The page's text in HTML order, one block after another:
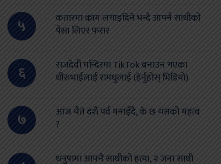
५
कतारमा काम लगाइदिने भन्दै आफ्नै साथीको
पैसा लिएर फरार
६
राजदेवी मन्दिरमा TikTok बनाउन गएका
धीरुभाईलाई रामधुलाई (हेर्नुहोस् भिडियो)
७
आज चैते दशैं पर्व मनाइँदै, के छ यसको महत्व
?
धनुषामा आफ्नै साथीको हत्या, २ जना साथी